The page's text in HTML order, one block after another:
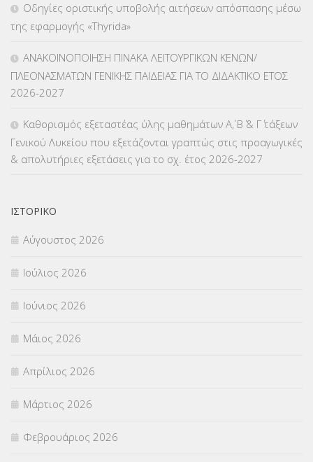
ΛΟΙΠΑ(309)
ΜΕΤΑΘΕΣΕΙΣ-ΤΟΠΟΘΕΤΗΣΕΙΣ ΒΕΛΤΙΩΣΕΙΣ(319)
ΜΕΤΑΦΟΡΑ ΜΑΘΗΤΩΝ(3)
ΟΙΚΟΝΟΜΙΚΑ ΘΕΜΑΤΑ
Π.Ε.Κ. ΗΡΑΚΛΕΙΟΥ
ΠΑΝΕΛΛΑΔΙΚΕΣ ΕΞΕΤΑΣΕΙΣ
ΠΡΟΚΗΡΥΞΕΙΣ
ΣΕΜΙΝΑΡΙΑ – ΗΜΕΡΙΔΕΣ
ΣΕΠ(50)
ΣΤΕΛΕΧΗ (360)
ΣΥΜΒΟΥΛΕΥΤΙΚΟΣ ΣΤΑΘΜΟΣ ΝΕΩΝ
Οδηγίες οριστικής υποβολής αιτήσεων απόσπασης μέσω
της εφαρμογής «Thyrida»
ΑΝΑΚΟΙΝΟΠΟΙΗΣΗ ΠΙΝΑΚΑ ΛΕΙΤΟΥΡΓΙΚΩΝ ΚΕΝΩΝ/
ΠΛΕΟΝΑΣΜΑΤΩΝ ΓΕΝΙΚΗΣ ΠΑΙΔΕΙΑΣ ΓΙΑ ΤΟ ΔΙΔΑΚΤΙΚΟ ΕΤΟΣ
2026-2027
Καθορισμός εξεταστέας ύλης μαθημάτων Α΄, Β΄ & Γ΄ τάξεων
Γενικού Λυκείου που εξετάζονται γραπτώς στις προαγωγικές
& απολυτήριες εξετάσεις για το σχ. έτος 2026-2027
ΙΣΤΟΡΙΚΌ
Αύγουστος 2026
Ιούλιος 2026
Ιούνιος 2026
Μάιος 2026
Απρίλιος 2026
Μάρτιος 2026
Φεβρουάριος 2026